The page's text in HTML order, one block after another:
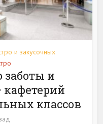
и закусочных
заботы и
классов